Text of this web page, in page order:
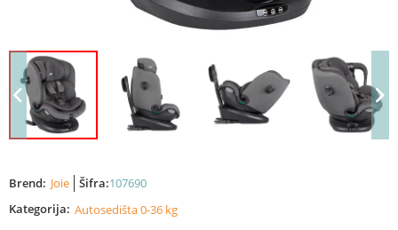
Brend: Joie Šifra:107690
Kategorija: Autosedišta 0-36 kg